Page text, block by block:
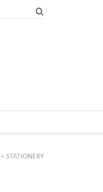
> STATIONERY